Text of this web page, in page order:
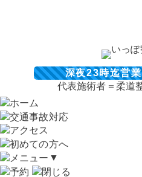
深夜23時迄営
代表施術者＝柔
▼